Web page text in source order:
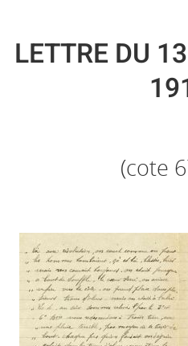
LETTRE DU
(cote